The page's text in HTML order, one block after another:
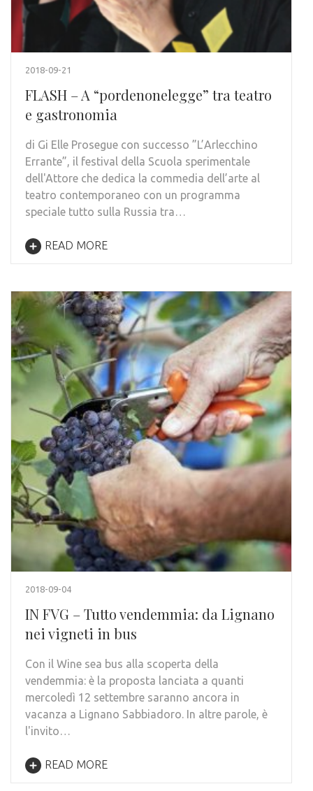
2018-09-21
FLASH – A “pordenonelegge” tra teatro
e gastronomia
di Gi Elle Prosegue con successo ”L’Arlecchino
Errante”, il festival della Scuola sperimentale
dell'Attore che dedica la commedia dell’arte al
teatro contemporaneo con un programma
speciale tutto sulla Russia tra…
READ MORE
2018-09-04
IN FVG – Tutto vendemmia: da Lignano
nei vigneti in bus
Con il Wine sea bus alla scoperta della
vendemmia: è la proposta lanciata a quanti
mercoledì 12 settembre saranno ancora in
vacanza a Lignano Sabbiadoro. In altre parole, è
l'invito…
READ MORE